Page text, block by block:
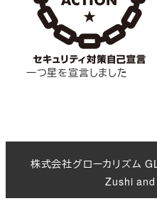
一つ星を宣言しました
株式会社グローカリズム
Zushi